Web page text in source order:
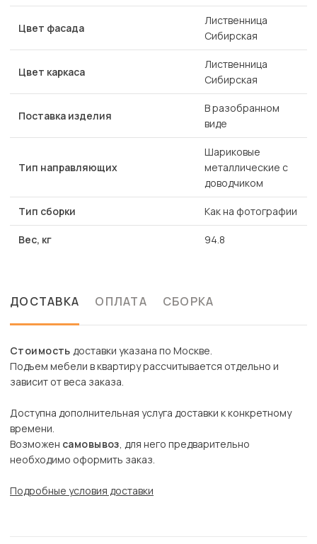
Цвет фасада
Лиственница
Сибирская
Цвет каркаса
Лиственница
Сибирская
Поставка изделия
В разобранном
виде
Тип направляющих
Шариковые
металлические с
доводчиком
Тип сборки Как на фотографии
Вес, кг 94.8
ДОСТАВКА ОПЛАТА СБОРКА
Стоимость доставки указана по Москве.
Подъем мебели в квартиру рассчитывается отдельно и
зависит от веса заказа.
Доступна дополнительная услуга доставки к конкретному
времени.
Возможен самовывоз, для него предварительно
необходимо оформить заказ.
Подробные условия доставки